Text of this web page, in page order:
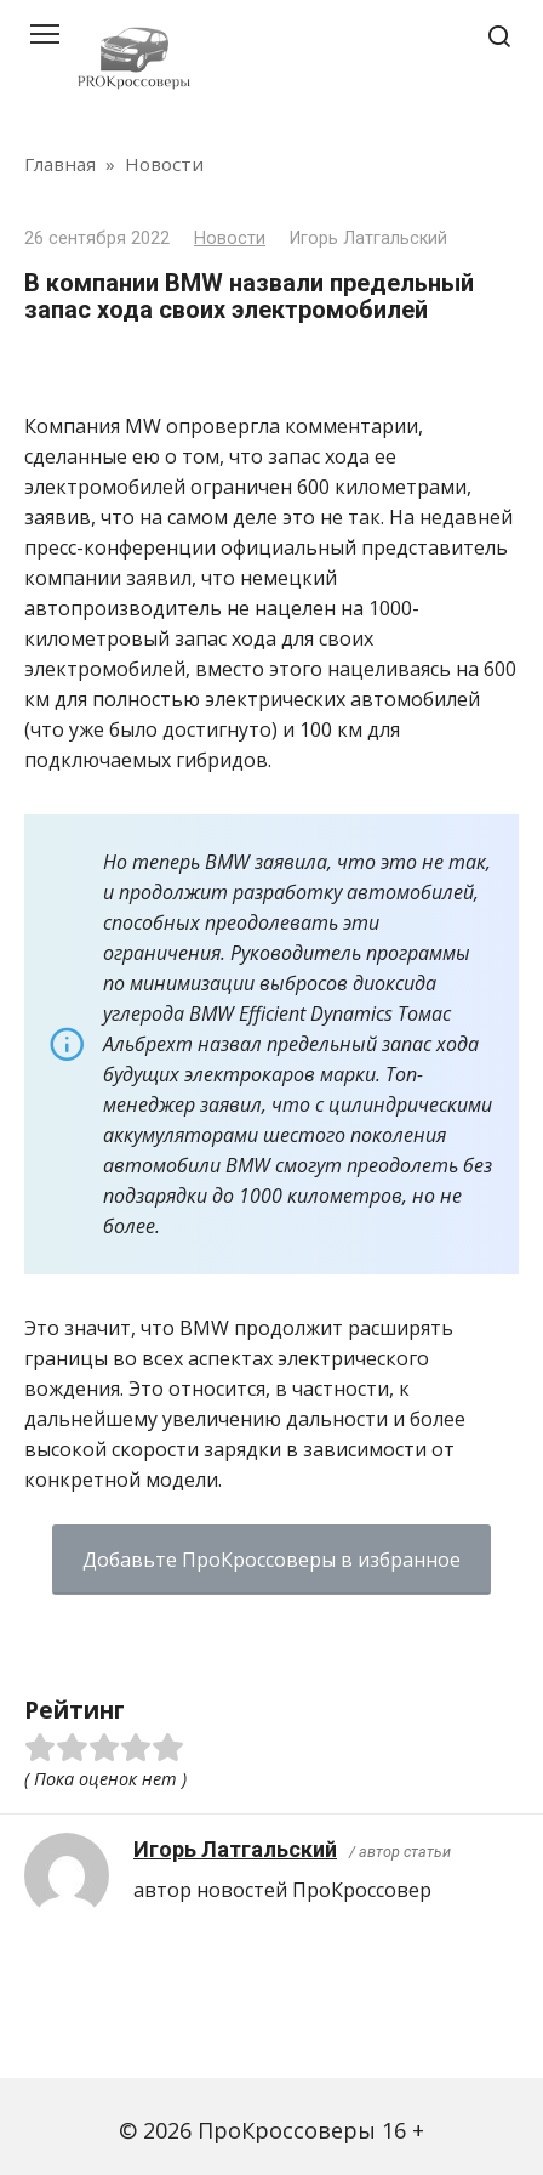
контенту
Главная » Новости
26 сентября 2022 Новости Игорь Латгальский
В компании BMW назвали предельный
запас хода своих электромобилей
Компания MW опровергла комментарии,
сделанные ею о том, что запас хода ее
электромобилей ограничен 600 километрами,
заявив, что на самом деле это не так. На недавней
пресс-конференции официальный представитель
компании заявил, что немецкий
автопроизводитель не нацелен на 1000-
километровый запас хода для своих
электромобилей, вместо этого нацеливаясь на 600
км для полностью электрических автомобилей
(что уже было достигнуто) и 100 км для
подключаемых гибридов.
Но теперь BMW заявила, что это не так,
ипродолжит разработку автомобилей,
способных преодолевать эти
ограничения. Руководитель программы
по минимизации выбросов диоксида
углерода BMW Efficient Dynamics Томас
Альбрехт назвал предельный запас хода
будущих электрокаров марки. Топ-
менеджер заявил, что с цилиндрическими
аккумуляторами шестого поколения
автомобили BMW смогут преодолеть без
подзарядки до 1000 километров, но не
более.
Это значит, что BMW продолжит расширять
границы во всех аспектах электрического
вождения. Это относится, в частности, к
дальнейшему увеличению дальности и более
высокой скорости зарядки в зависимости от
конкретной модели.
Добавьте ПроКроссоверы в избранное
Рейтинг
( Пока оценок нет )
Игорь Латгальский / автор статьи
автор новостей ПроКроcсовер
© 2026 ПроКроссоверы 16 +